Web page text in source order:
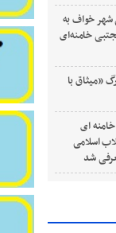
شهر خواف به
خامنه‌ای
«میثاق با
ای
اسلامی
شد